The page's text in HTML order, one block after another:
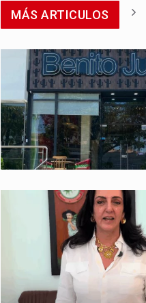
MÁS ARTICULOS